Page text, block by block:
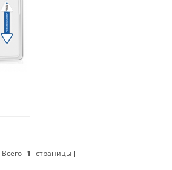
Всего 1 страницы